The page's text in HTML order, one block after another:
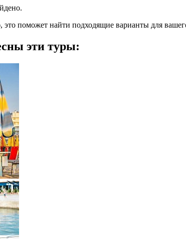
поможет найти подходящие варианты для
эти туры: